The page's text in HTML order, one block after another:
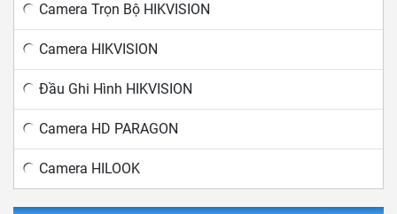
Camera Trọn Bộ HIKVISION
Camera HIKVISION
Đầu Ghi Hình HIKVISION
Camera HD PARAGON
Camera HILOOK